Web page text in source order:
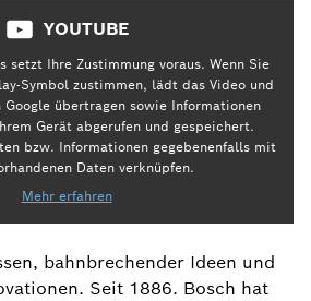
YOUTUBE
setzt Ihre Zustimmung voraus. Wenn Sie
Symbol zustimmen, lädt das Video und
Google übertragen sowie Informationen
Gerät abgerufen und gespeichert.
bzw. Informationen gegebenenfalls mit
Daten verknüpfen.
Mehr erfahren
bahnbrechender Ideen und
Seit 1886. Bosch hat